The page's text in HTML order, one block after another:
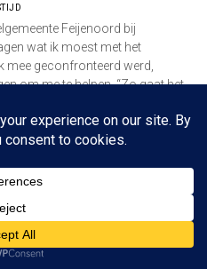
Feijenoord bij
wat ik moest met het
mee geconfronteerd werd,
om me te helpen. “Zo gaat het
Robbert Baruch tenzij anders vermeld
BOVEN